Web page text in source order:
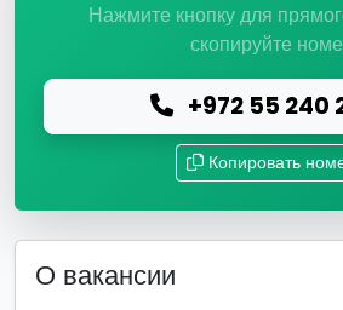
Нажмите кнопку для
скопируйте
+972 55 240
Копировать
О вакансии